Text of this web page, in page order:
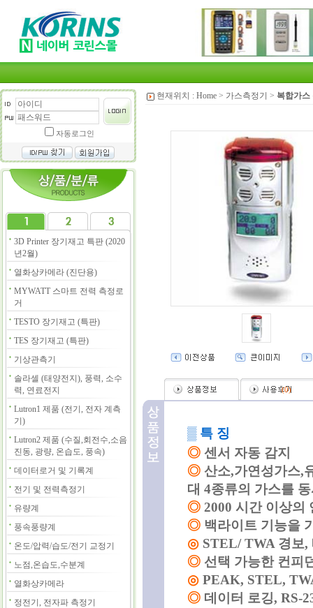
자동로그인
3D Printer 장기재고 특판 (2020
년2월)
열화상카메라 (진단용)
MYWATT 스마트 전력 측정로
거
TESTO 장기재고 (특판)
TES 장기재고 (특판)
기상관측기
솔라셀 (태양전지), 풍력, 소수
력, 연료전지
Lutron1 제품 (전기, 전자 계측
기)
Lutron2 제품 (수질,회전수,소음
진동, 광량, 온습도, 풍속)
데이터로거 및 기록계
전기 및 전력측정기
유량계
풍속풍량계
온도/압력/습도/전기 교정기
노점,온습도,수분계
열화상카메라
정전기, 전자파 측정기
현재위치 : Home > 가스측정기 > 복합가스
(0)
▒ 특 징
◎ 센서 자동 감지
◎ 산소,가연성가스,
대 4종류의 가스를
◎ 2000 시간 이상의
◎ 백라이트 기능을
◎ STEL/ TWA 경보,
◎ 선택 가능한 컨피
◎ PEAK, STEL,
◎ 데이터 로깅, RS-